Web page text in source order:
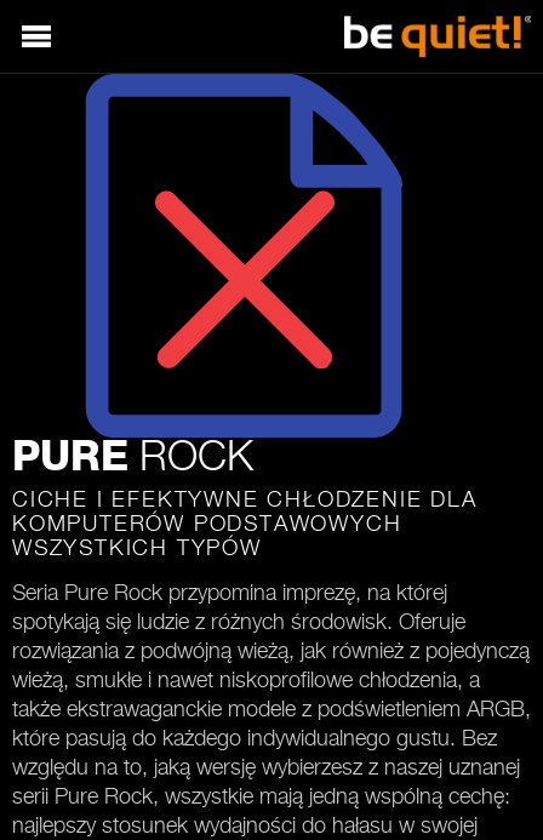
PURE ROCK
CICHE I EFEKTYWNE CHŁODZENIE DLA
KOMPUTERÓW PODSTAWOWYCH
WSZYSTKICH TYPÓW
Seria Pure Rock przypomina imprezę, na której
spotykają się ludzie z różnych środowisk. Oferuje
rozwiązania z podwójną wieżą, jak również z pojedynczą
wieżą, smukłe i nawet niskoprofilowe chłodzenia, a
także ekstrawaganckie modele z podświetleniem ARGB,
które pasują do każdego indywidualnego gustu. Bez
względu na to, jaką wersję wybierzesz z naszej uznanej
serii Pure Rock, wszystkie mają jedną wspólną cechę:
najlepszy stosunek wydajności do hałasu w swojej